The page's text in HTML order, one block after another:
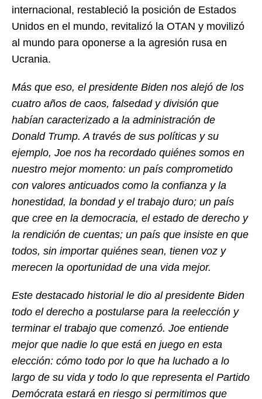
internacional, restableció la posición de Estados
Unidos en el mundo, revitalizó la OTAN y movilizó
al mundo para oponerse a la agresión rusa en
Ucrania.
Más que eso, el presidente Biden nos alejó de los
cuatro años de caos, falsedad y división que
habían caracterizado a la administración de
Donald Trump. A través de sus políticas y su
ejemplo, Joe nos ha recordado quiénes somos en
nuestro mejor momento: un país comprometido
con valores anticuados como la confianza y la
honestidad, la bondad y el trabajo duro; un país
que cree en la democracia, el estado de derecho y
la rendición de cuentas; un país que insiste en que
todos, sin importar quiénes sean, tienen voz y
merecen la oportunidad de una vida mejor.
Este destacado historial le dio al presidente Biden
todo el derecho a postularse para la reelección y
terminar el trabajo que comenzó. Joe entiende
mejor que nadie lo que está en juego en esta
elección: cómo todo por lo que ha luchado a lo
largo de su vida y todo lo que representa el Partido
Demócrata estará en riesgo si permitimos que